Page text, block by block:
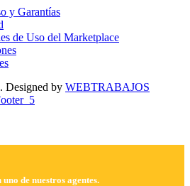
y Garantías
de Uso del Marketplace
Designed by WEBTRABAJOS
uno de nuestros agentes.